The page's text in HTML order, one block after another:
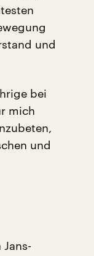
und
bei
mich
und